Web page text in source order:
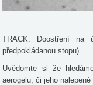
TRACK: Doostření na
předpokládanou stopu)
Uvědomte si že
aerogelu, či jeho nalepené